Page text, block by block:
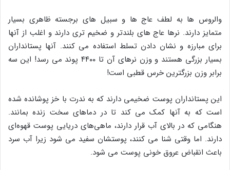
والروس ها به لطف عاج ها و سبیل های برجسته ظاهری بسیار
متمایز دارند. نرها عاج های بلندتر و ضخیم تری دارند و اغلب از آنها
برای مبارزه و نشان دادن تسلط استفاده می کنند. آنها پستانداران
بسیار بزرگی هستند و وزن نرهای آن تا ۴۴۰۰ پوند می رسد! این سه
برابر وزن بزرگترین خرس قطبی است!
این پستانداران پوست ضخیمی دارند که به ندرت با خز پوشانده شده
است که به آنها کمک می کند تا در دماهای سخت زنده بمانند.
هنگامی که در بالای آب قرار دارند، ماهی‌های دریایی پوست قهوه‌ای
دارند. اما وقتی شنا می کنند، پوستشان سفید می شود زیرا آب سرد
باعث انقباض عروق خونی پوست می شود.